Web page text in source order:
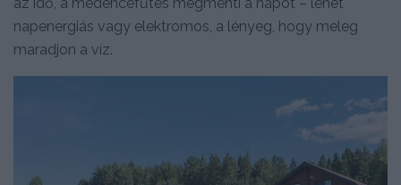
napenergiás vagy elektromos, a lényeg, hogy meleg
maradjon a víz.